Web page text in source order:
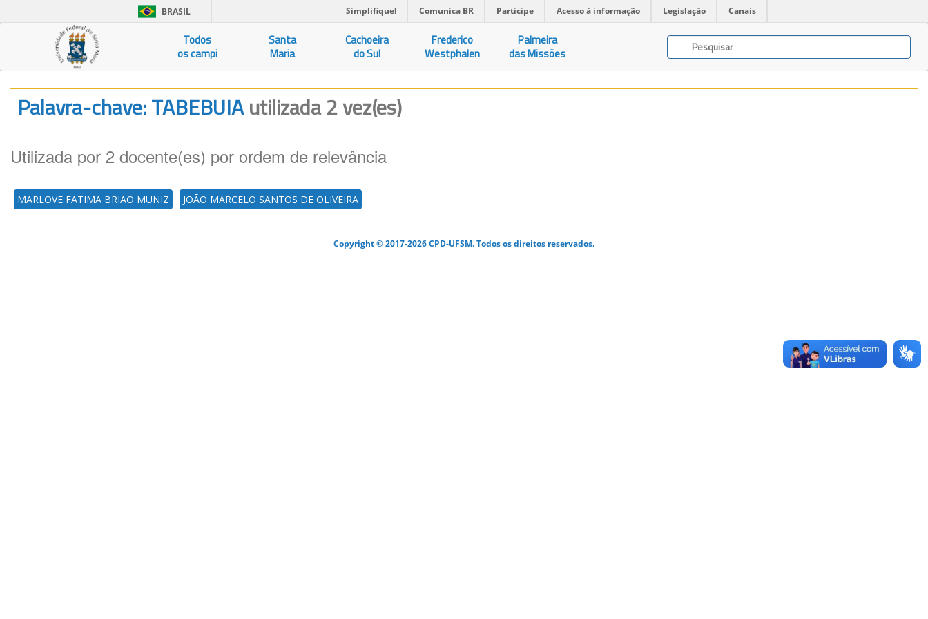
BRASIL Simplifique! Comunica BR Participe Acesso à informação Legislação Canais
Todos
os campi
Santa
Maria
Cachoeira
do Sul
Frederico
Westphalen
Palmeira
das Missões
Palavra-chave: TABEBUIAutilizada 2 vez(es)
Utilizada por 2 docente(es) por ordem de relevância
MARLOVE FATIMA BRIAO MUNIZ JOÃO MARCELO SANTOS DE OLIVEIRA
Copyright © 2017-2026 CPD-UFSM. Todos os direitos reservados.